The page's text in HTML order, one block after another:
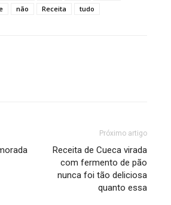
não Receita tudo
Próximo artigo
Receita de Cueca virada
com fermento de pão
nunca foi tão deliciosa
quanto essa